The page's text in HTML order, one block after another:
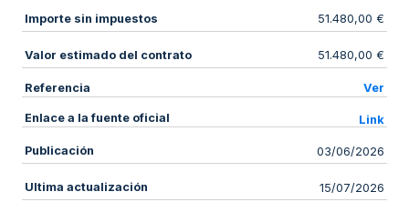
Importe sin impuestos 51.480,00 €
Valor estimado del contrato 51.480,00 €
Referencia Ver
Enlace a la fuente oficial Link
Publicación 03/06/2026
Ultima actualización 15/07/2026